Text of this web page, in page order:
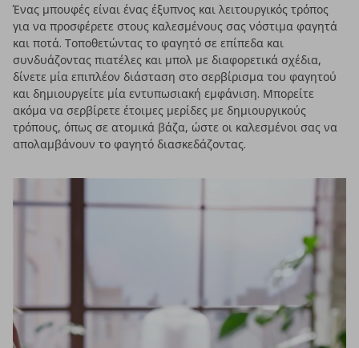
Ένας μπουφές είναι ένας έξυπνος και λειτουργικός τρόπος
για να προσφέρετε στους καλεσμένους σας νόστιμα φαγητά
και ποτά. Τοποθετώντας το φαγητό σε επίπεδα και
συνδυάζοντας πιατέλες και μπολ με διαφορετικά σχέδια,
δίνετε μία επιπλέον διάσταση στο σερβίρισμα του φαγητού
και δημιουργείτε μία εντυπωσιακή εμφάνιση. Μπορείτε
ακόμα να σερβίρετε έτοιμες μερίδες με δημιουργικούς
τρόπους, όπως σε ατομικά βάζα, ώστε οι καλεσμένοι σας να
απολαμβάνουν το φαγητό διασκεδάζοντας.